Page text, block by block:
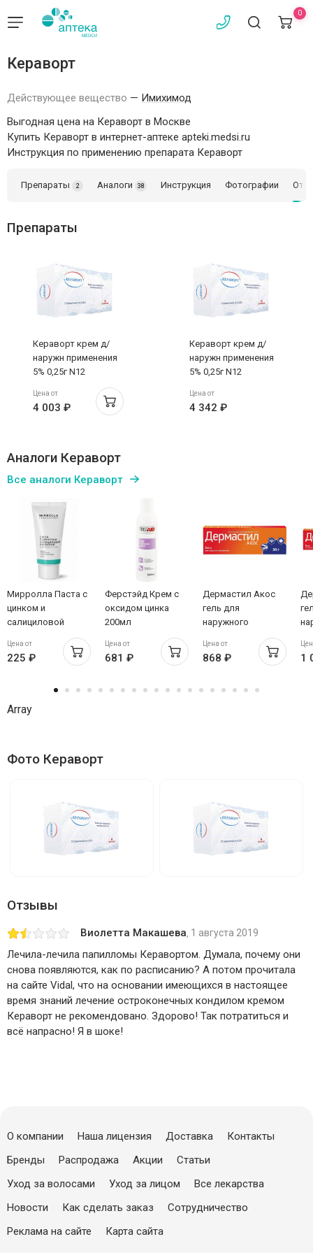
0
Кераворт
Действующее вещество — Имихимод
Выгодная цена на Кераворт в Москве
Купить Кераворт в интернет-аптеке apteki.medsi.ru
Инструкция по применению препарата Кераворт
Препараты 2 Аналоги 38 Инструкция Фотографии
Препараты
Кераворт крем д/
наружн применения
5% 0,25г N12
Цена от
4 003 ₽
Кераворт крем д/
наружн применения
5% 0,25г N12
Цена от
4 342 ₽
Аналоги Кераворт
Все аналоги Кераворт
Мирролла Паста с
цинком и
салициловой
Цена от
225 ₽
Ферстэйд Крем с
оксидом цинка
200мл
Цена от
681 ₽
Дермастил Акос
гель для
наружного
применения 1мг/г
30г
Цена от
868 ₽
50г
1
Array
Фото Кераворт
Отзывы
Виолетта Макашева, 1 августа 2019
Лечила-лечила папилломы Керавортом. Думала, почему они
снова появляются, как по расписанию? А потом прочитала
на сайте Vidal, что на основании имеющихся в настоящее
время знаний лечение остроконечных кондилом кремом
Кераворт не рекомендовано. Здорово! Так потратиться и
всё напрасно! Я в шоке!
О компании Наша лицензия Доставка
Контакты
Бренды
Распродажа Акции
Статьи
Уход за волосами
Уход за лицом
Все лекарства
Новости
Как сделать заказ
Сотрудничество
Реклама на сайте
Карта сайта